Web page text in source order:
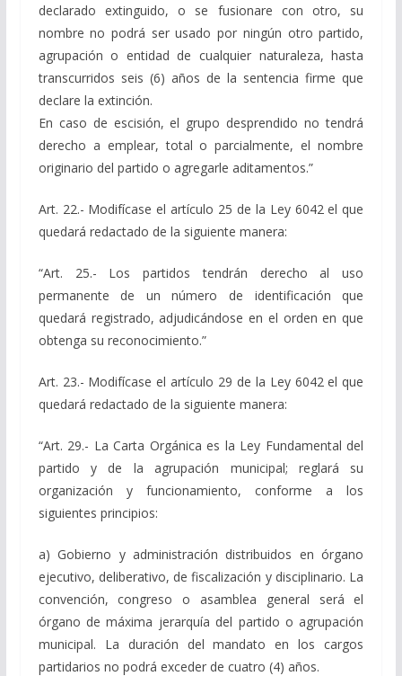
declarado extinguido, o se fusionare con otro, su
nombre no podrá ser usado por ningún otro partido,
agrupación o entidad de cualquier naturaleza, hasta
transcurridos seis (6) años de la sentencia firme que
declare la extinción.
En caso de escisión, el grupo desprendido no tendrá
derecho a emplear, total o parcialmente, el nombre
originario del partido o agregarle aditamentos.”
Art. 22.- Modifícase el artículo 25 de la Ley 6042 el que
quedará redactado de la siguiente manera:
“Art. 25.- Los partidos tendrán derecho al uso
permanente de un número de identificación que
quedará registrado, adjudicándose en el orden en que
obtenga su reconocimiento.”
Art. 23.- Modifícase el artículo 29 de la Ley 6042 el que
quedará redactado de la siguiente manera:
“Art. 29.- La Carta Orgánica es la Ley Fundamental del
partido y de la agrupación municipal; reglará su
organización y funcionamiento, conforme a los
siguientes principios:
a) Gobierno y administración distribuidos en órgano
ejecutivo, deliberativo, de fiscalización y disciplinario. La
convención, congreso o asamblea general será el
órgano de máxima jerarquía del partido o agrupación
municipal. La duración del mandato en los cargos
partidarios no podrá exceder de cuatro (4) años.